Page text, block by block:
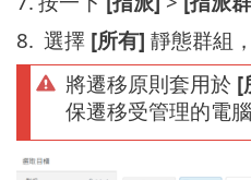
8. 選擇 [所有] 靜態群組
將遷移原則套用於 [
保遷移受管理的電腦